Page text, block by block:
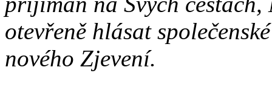
otevřeně hlásat
nového Zjevení.